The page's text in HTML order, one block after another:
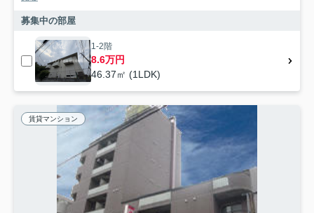
募集中の部屋
1-2階
8.6万円
46.37㎡ (1LDK)
賃貸マンション